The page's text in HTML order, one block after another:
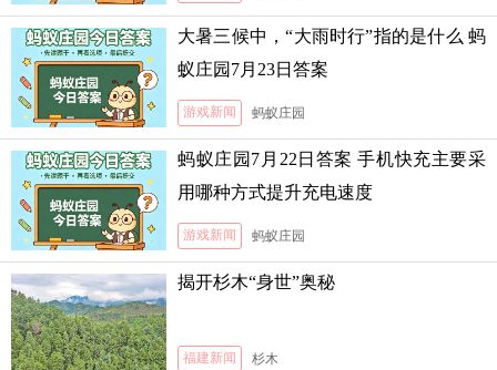
大暑三候中，“大雨时行”指的是什么 蚂
蚁庄园7月23日答案
游戏新闻 蚂蚁庄园
蚂蚁庄园7月22日答案 手机快充主要采
用哪种方式提升充电速度
游戏新闻 蚂蚁庄园
揭开杉木“身世”奥秘
福建新闻 杉木